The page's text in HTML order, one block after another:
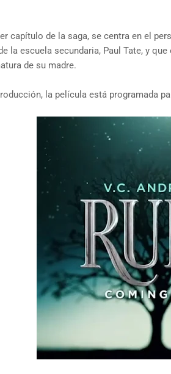
capítulo de la saga, se centra en el
la escuela secundaria, Paul Tate, y
de su madre.
la película está programada